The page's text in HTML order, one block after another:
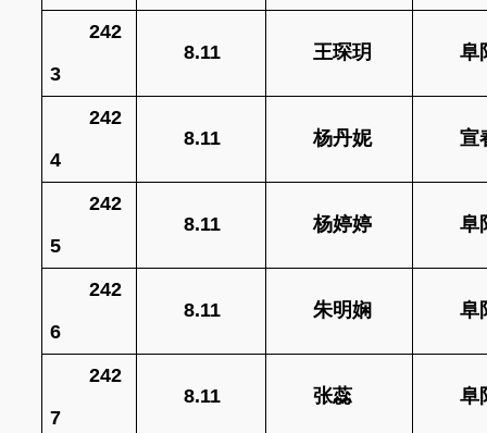
242
3
8.11 王琛玥 阜
242
4
8.11 杨丹妮 宣
242
5
8.11 杨婷婷 阜
242
6
8.11 朱明娴 阜
242
7
8.11 张蕊 阜